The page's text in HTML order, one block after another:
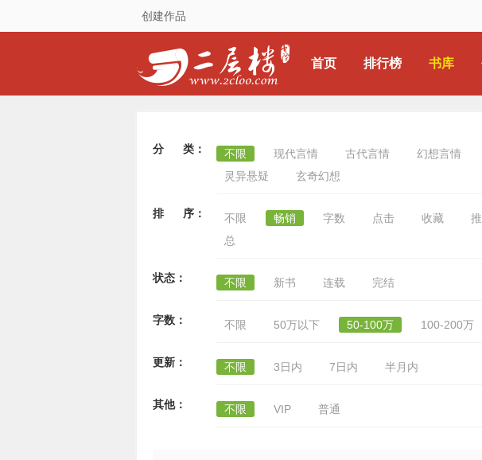
创建作品
首页 排行榜 书库
分 类： 不限 现代言情 古代言情 幻想言情
灵异悬疑
玄奇幻想
排 序： 不限 畅销 字数 点击 收藏
总
状态： 不限 新书 连载 完结
字数： 不限 50万以下 50-100万 100-200万
更新： 不限 3日内 7日内 半月内
其他： 不限 VIP 普通